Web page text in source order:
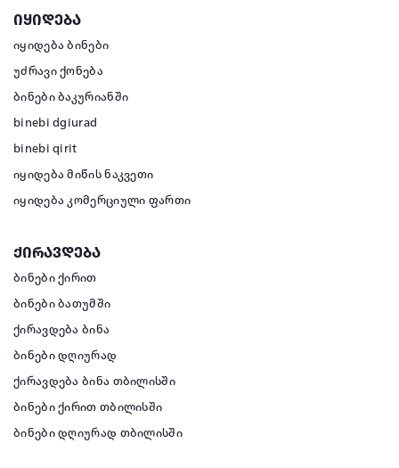
იყიდება
იყიდება ბინები
უძრავი ქონება
ბინები ბაკურიანში
binebi dgiurad
binebi qirit
იყიდება მიწის ნაკვეთი
იყიდება კომერციული ფართი
ქირავდება
ბინები ქირით
ბინები ბათუმში
ქირავდება ბინა
ბინები დღიურად
ქირავდება ბინა თბილისში
ბინები ქირით თბილისში
ბინები დღიურად თბილისში